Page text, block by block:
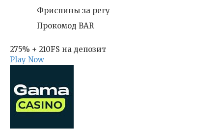
Фриспины за регу
Прокомод BAR
275% + 210FS на депозит
Play Now